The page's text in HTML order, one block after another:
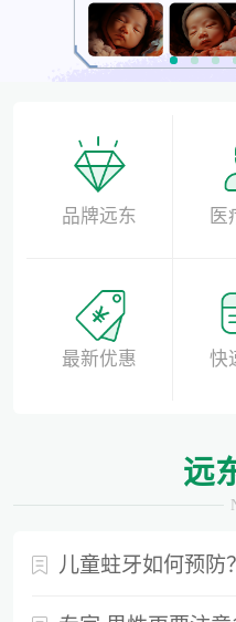
品牌远东 医
最新优惠 快
远
儿童蛀牙如何预防？